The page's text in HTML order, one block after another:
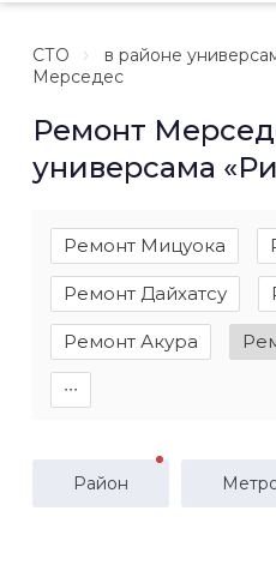
СТО в районе
Мерседес
Ремонт
универсама
Ремонт Мицуока
Ремонт Дайхатсу
Ремонт Акура
∙∙∙
Район